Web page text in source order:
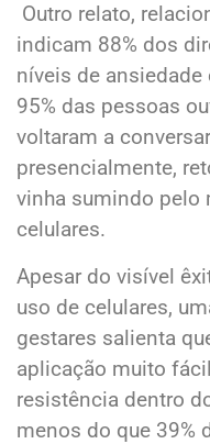
Outro relato,
indicam 88% dos
níveis de ansiedade
95% das pessoas
voltaram a
presencialmente,
vinha sumindo pelo
celulares.
Apesar do visível
uso de celulares,
gestares salienta
aplicação muito
resistência dentro
menos do que 39%